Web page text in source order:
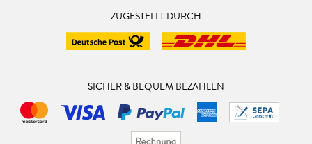
ZUGESTELLT DURCH
SICHER & BEQUEM BEZAHLEN